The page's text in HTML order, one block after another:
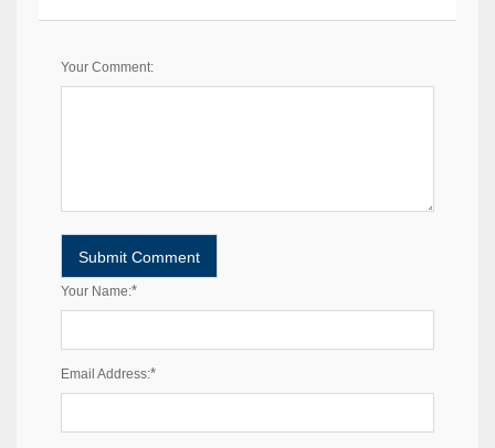
Your Comment:
Your Name:*
Email Address:*